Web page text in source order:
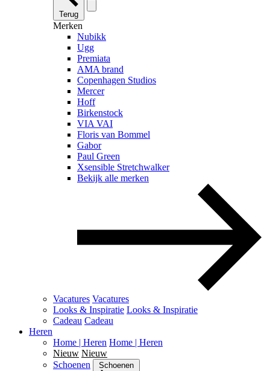
Terug
Merken
Nubikk
Ugg
Premiata
AMA brand
Copenhagen Studios
Mercer
Hoff
Birkenstock
VIA VAI
Floris van Bommel
Gabor
Paul Green
Xsensible Stretchwalker
Bekijk alle merken
Vacatures Vacatures
Looks & Inspiratie Looks & Inspiratie
Cadeau Cadeau
Heren
Home | Heren Home | Heren
Nieuw Nieuw
Schoenen
Schoenen